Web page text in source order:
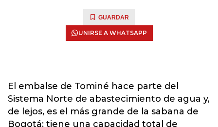
GUARDAR
UNIRSE A WHATSAPP
El embalse de Tominé hace parte del
Sistema Norte de abastecimiento de agua y,
de lejos, es el más grande de la sabana de
Bogotá: tiene una capacidad total de